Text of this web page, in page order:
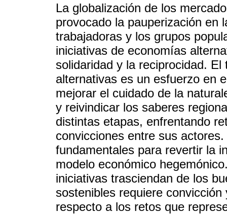
La globalización de los
provocado la pauperización en
trabajadoras y los grupos
iniciativas de economías
solidaridad y la reciprocidad.
alternativas es un esfuerzo en
mejorar el cuidado de la
y reivindicar los saberes
distintas etapas, enfrentando
convicciones entre sus
fundamentales para revertir la
modelo económico
iniciativas trasciendan de los
sostenibles requiere
respecto a los retos que